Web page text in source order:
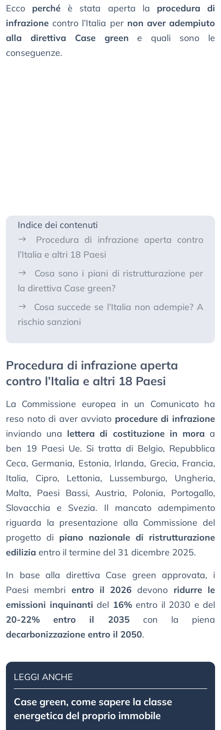
Ecco perché è stata aperta la procedura di
infrazione contro l’Italia per non aver adempiuto
alla direttiva Case green e quali sono le
conseguenze.
Indice dei contenuti
Procedura di infrazione aperta contro
l’Italia e altri 18 Paesi
Cosa sono i piani di ristrutturazione per
la direttiva Case green?
Cosa succede se l’Italia non adempie? A
rischio sanzioni
Procedura di infrazione aperta
contro l’Italia e altri 18 Paesi
La Commissione europea in un Comunicato ha
reso noto di aver avviato procedure di infrazione
inviando una lettera di costituzione in mora a
ben 19 Paesi Ue. Si tratta di Belgio, Repubblica
Ceca, Germania, Estonia, Irlanda, Grecia, Francia,
Italia, Cipro, Lettonia, Lussemburgo, Ungheria,
Malta, Paesi Bassi, Austria, Polonia, Portogallo,
Slovacchia e Svezia. Il mancato adempimento
riguarda la presentazione alla Commissione del
progetto di piano nazionale di ristrutturazione
edilizia entro il termine del 31 dicembre 2025.
In base alla direttiva Case green approvata, i
Paesi membri entro il 2026 devono ridurre le
emissioni inquinanti del 16%entro il 2030 e del
20-22% entro il 2035 con la piena
decarbonizzazione entro il 2050.
LEGGI ANCHE
Case green, come sapere la classe
energetica del proprio immobile